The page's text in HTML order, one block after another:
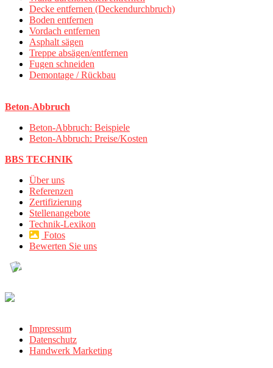
Decke entfernen (Deckendurchbruch)
Boden entfernen
Vordach entfernen
Asphalt sägen
Treppe absägen/entfernen
Fugen schneiden
Demontage / Rückbau
Beton-Abbruch
Beton-Abbruch: Beispiele
Beton-Abbruch: Preise/Kosten
BBS TECHNIK
Über uns
Referenzen
Zertifizierung
Stellenangebote
Technik-Lexikon
Fotos
Bewerten Sie uns
Impressum
Datenschutz
Handwerk Marketing